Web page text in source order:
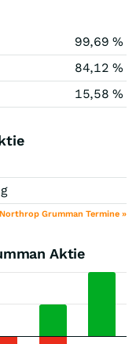
99,69 %
84,12 %
15,58 %
Grumman Termine »
Aktie